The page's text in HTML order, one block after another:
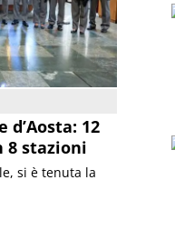
12
8 stazioni
si è tenuta la